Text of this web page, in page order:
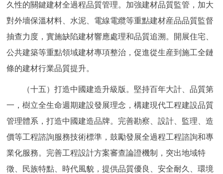
久性的關鍵建材全過程品質管理。加強建材品質監管，加大
對外墻保溫材料、水泥、電線電纜等重點建材産品品質監督
抽查力度，實施缺陷建材響應處理和品質追溯。開展住宅、
公共建築等重點領域建材專項整治，促進從生産到施工全鏈
條的建材行業品質提升。
（十五）打造中國建造升級版。堅持百年大計、品質第
一，樹立全生命週期建設發展理念，構建現代工程建設品質
管理體系，打造中國建造品牌。完善勘察、設計、監理、造
價等工程諮詢服務技術標準，鼓勵發展全過程工程諮詢和專
業化服務。完善工程設計方案審查論證機制，突出地域特
徵、民族特點、時代風貌，提供品質優良、安全耐久、環境